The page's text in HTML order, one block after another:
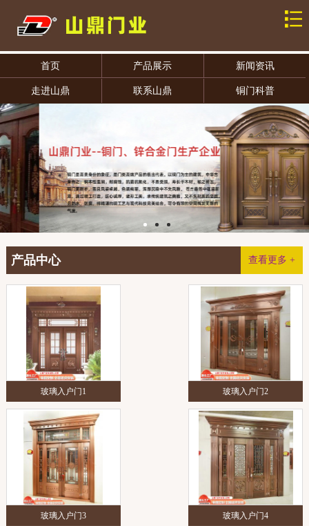
首页 产品展示 新闻资讯
走进山鼎 联系山鼎 铜门科普
查看更多 +
产品中心
玻璃入户门1 玻璃入户门2
玻璃入户门3 玻璃入户门4